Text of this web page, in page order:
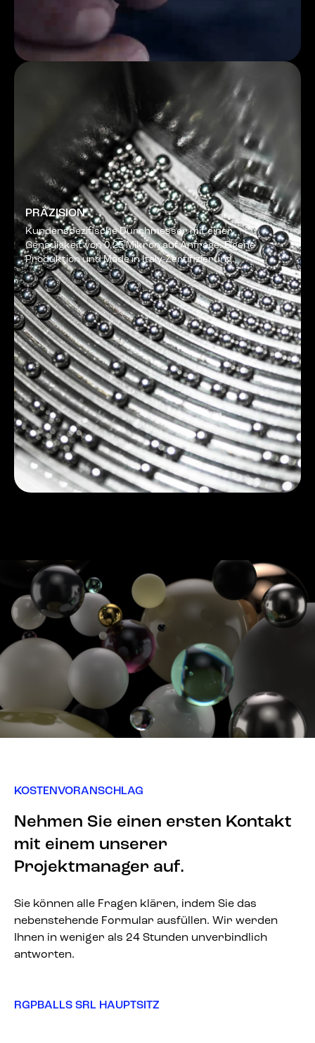
PRÄZISION
Kundenspezifische Durchmesser mit einer
Genauigkeit von 0,25 Mikron auf Anfrage. Eigene
Produktion und Made in Italy-Zertifizierung.
KOSTENVORANSCHLAG
Nehmen Sie einen ersten Kontakt
mit einem unserer
Projektmanager auf.
Sie können alle Fragen klären, indem Sie das
nebenstehende Formular ausfüllen. Wir werden
Ihnen in weniger als 24 Stunden unverbindlich
antworten.
RGPBALLS SRL HAUPTSITZ